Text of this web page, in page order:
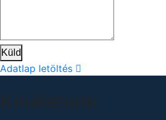
Küld
Adatlap letöltés